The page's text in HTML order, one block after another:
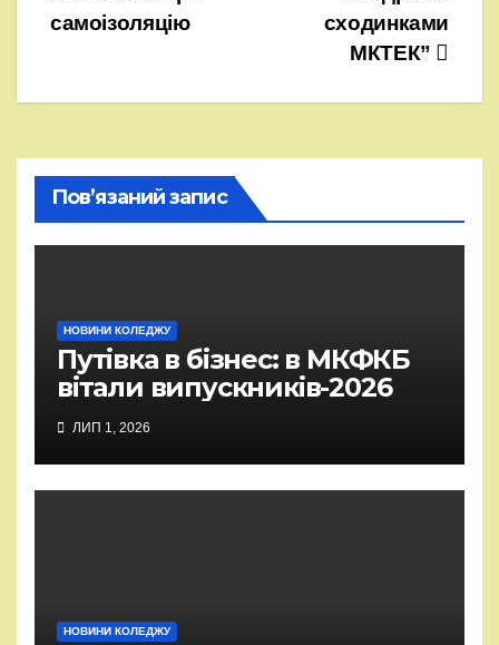
записів
сходинками
МКТЕК”
самоізоляцію
Пов’язаний запис
НОВИНИ КОЛЕДЖУ
Путівка в бізнес: в МКФКБ
вітали випускників-2026
ЛИП 1, 2026
НОВИНИ КОЛЕДЖУ